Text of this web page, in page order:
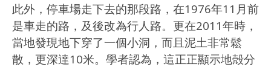
此外，停車場走下去的那段路，在1976年11月前
是車走的路，及後改為行人路。更在2011年時，
當地發現地下穿了一個小洞，而且泥土非常鬆
散，更深達10米。學者認為，這正正顯示地殻分